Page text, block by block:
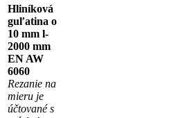
Hliníková
guľatina o
10 mm l-
2000 mm
EN AW
6060
Rezanie na
mieru je
účtované s